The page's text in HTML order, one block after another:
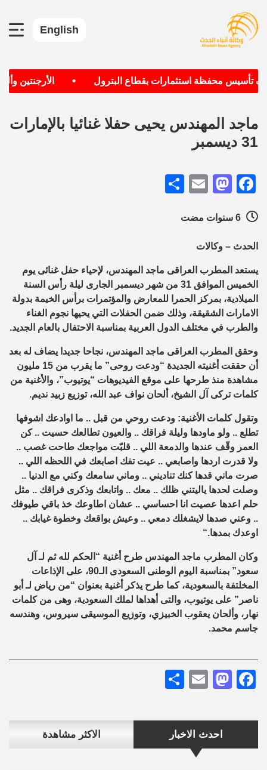
English
تأسيس محفظة استثمارات بقطاع البترول الأرجنتين
احدث الاخبار الاكثر مشاهدة
ماجد المهندس يحيى حفلا غنائيا بالإمارات
31 ديسمبر
Facebook
Mastodon
Email
الحدث – وكالات
يستعد المطرب العراقى ماجد المهندس، لإحياء حفل غنائى يوم
الخميس الموافق 31 من شهر ديسمبر الجارى ليلة رأس السنة
الميلادية، بمركز الحمرا للمعارض والمؤتمرات برأس الخيمة بدولة
الامارات الشقيقة، وذلك ضمن الحفلات التي يحيها نجوم الغناء
والطرب في مختلف الدول العربية بمناسبة الاحتفال بالعام الجديد.
وحقق المطرب العراقى ماجد المهندس، نجاحا جديدا يضاف له بعد
أن حققت أغنيته الجديدة “ودعت روحى” ما يقرب من 15 مليون
مشاهدة منذ طرحها على موقع الفيديوهات “يوتيوب”، والأغنية من
كلمات تركى آل الشيخ، ألحان نواف عبد الله، توزيع زبيد نديم.
وتقول كلمات الأغنية: ودعت روحي من قبل .. ما اوادعك اشوفها
تطلع .. ولو ماودها وليلة فراقك .. والعيون تطالعك حسيت .. كن
العمر وقّف عندها والدمعة اللي .. قلبّت مواجعك طاحت غصب ..
ولا قدرت اردها واصابعي .. عيت تفك اصابعك في اللحظه اللي ..
صرت ماني قدها كنك تناديني .. وماني سامعك وكني مع الدنيا ..
وصلت لحدها ياليتني ظلك .. معك .. واتابعك وذكرى فراقك .. مثل
حلم اعدها عصيت انا احساسي .. عشان اطاوعك خذ باقي طيوفك
.. وعني صدها لايشغلك دمعي .. وعيش بواقعك وخطوة غيابك ..
اوعدك بمدها“.
وكان المطرب ماجد المهندس طرح أغنية “الحكم لله ثم لـ آل
سعود” بمناسبة اليوم الوطنى السعودى الـ90، على الإذاعات
المخلتفة بالسعودية، كما طرح يذكر أغنية بعنوان “من رياض لـ أبو
ناصر” على يوتيوب، والتى أهداها لملك السعودية، وهى من كلمات
نهار، وألحان يعقوب الخبيزي، وتوزيع الموسيقى سيروس، وهندسه
جاسم محمد.
Facebook
Mastodon
Email